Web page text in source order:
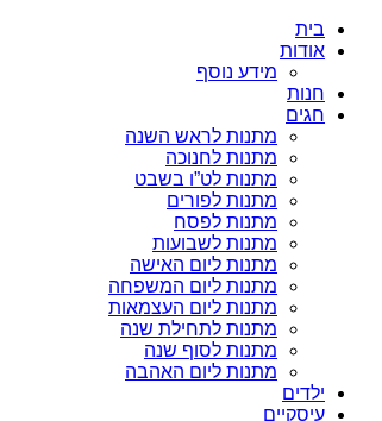
בית
אודות
מידע נוסף
חנות
חגים
מתנות לראש השנה
מתנות לחנוכה
מתנות לט”ו בשבט
מתנות לפורים
מתנות לפסח
מתנות לשבועות
מתנות ליום האישה
מתנות ליום המשפחה
מתנות ליום העצמאות
מתנות לתחילת שנה
מתנות לסוף שנה
מתנות ליום האהבה
ילדים
עיסקיים